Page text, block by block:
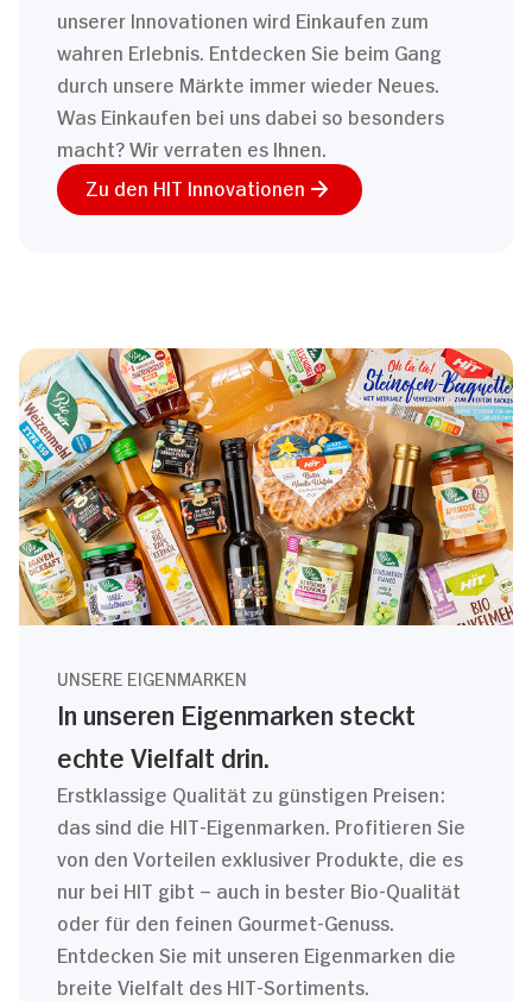
unserer Innovationen wird Einkaufen zum
wahren Erlebnis. Entdecken Sie beim Gang
durch unsere Märkte immer wieder Neues.
Was Einkaufen bei uns dabei so besonders
macht? Wir verraten es Ihnen.
Zu den HIT Innovationen
UNSERE EIGENMARKEN
In unseren Eigenmarken steckt
echte Vielfalt drin.
Erstklassige Qualität zu günstigen Preisen:
das sind die HIT-Eigenmarken. Profitieren Sie
von den Vorteilen exklusiver Produkte, die es
nur bei HIT gibt – auch in bester Bio-Qualität
oder für den feinen Gourmet-Genuss.
Entdecken Sie mit unseren Eigenmarken die
breite Vielfalt des HIT-Sortiments.